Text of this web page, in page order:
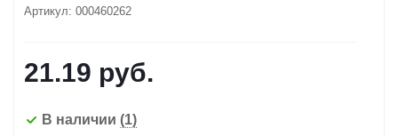
Артикул: 000460262
21.19 руб.
В наличии (1)